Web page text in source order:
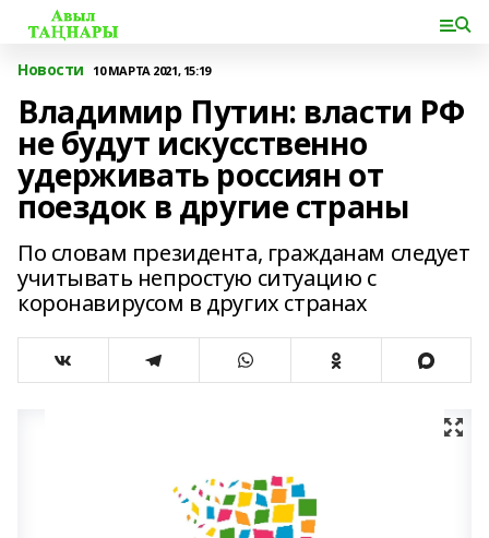
Новости 10 МАРТА 2021, 15:19
Владимир Путин: власти РФ
не будут искусственно
удерживать россиян от
поездок в другие страны
По словам президента, гражданам следует
учитывать непростую ситуацию с
коронавирусом в других странах